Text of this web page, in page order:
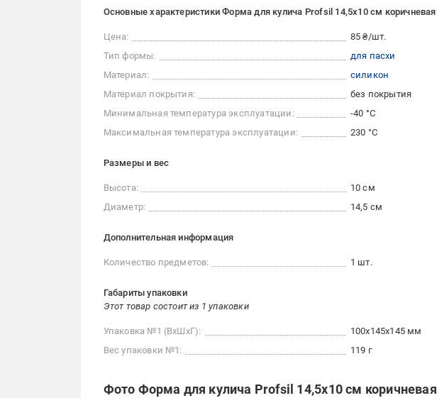
Основные характеристики Форма для кулича Profsil 14,5х10 см коричневая
Цена:
85 ₴/шт.
Тип формы:
для пасхи
Материал:
силикон
Материал покрытия:
без покрытия
Минимальная температура эксплуатации:
-40 °C
Максимальная температура эксплуатации:
230 °С
Размеры и вес
Высота:
10 см
Диаметр:
14,5 см
Дополнительная информация
Количество предметов: 1 шт.
Габариты упаковки
Этот товар состоит из 1 упаковки
Упаковка №1 (ВхШхГ):
100x145x145 мм
Вес упаковки №1:
119 г
Фото Форма для кулича Profsil 14,5х10 см коричневая